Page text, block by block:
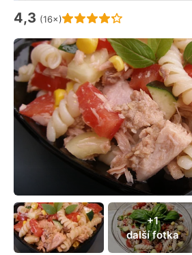
Hodnocení receptu je
4,3 (16×)
+1
další fotka